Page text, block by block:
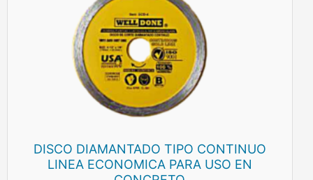
DISCO DIAMANTADO TIPO CONTINUO
LINEA ECONOMICA PARA USO EN